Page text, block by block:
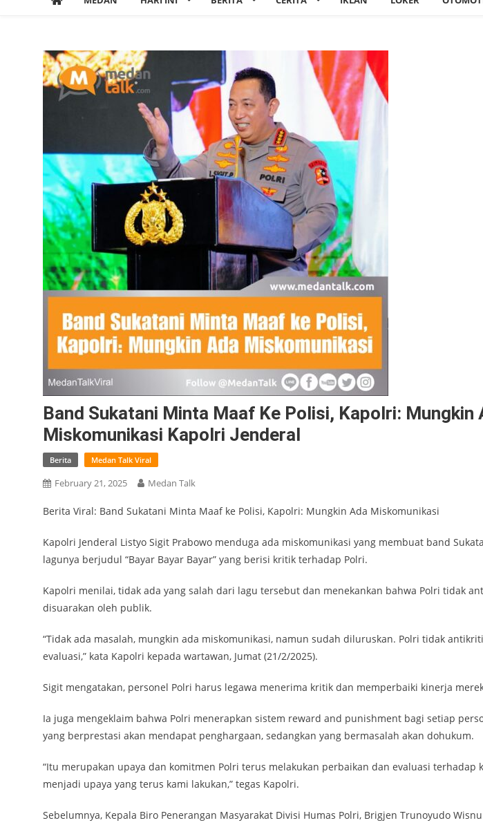
Band Sukatani Minta Maaf Ke Polisi, Kapolri: Mungkin
Miskomunikasi Kapolri Jenderal
Berita Medan Talk Viral
February 21, 2025 Medan Talk
Berita Viral: Band Sukatani Minta Maaf ke Polisi, Kapolri: Mungkin Ada Miskomunikasi
Kapolri Jenderal Listyo Sigit Prabowo menduga ada miskomunikasi yang membuat band
lagunya berjudul “Bayar Bayar Bayar” yang berisi kritik terhadap Polri.
Kapolri menilai, tidak ada yang salah dari lagu tersebut dan menekankan bahwa Polri tidak
disuarakan oleh publik.
“Tidak ada masalah, mungkin ada miskomunikasi, namun sudah diluruskan. Polri tidak
evaluasi,” kata Kapolri kepada wartawan, Jumat (21/2/2025).
Sigit mengatakan, personel Polri harus legawa menerima kritik dan memperbaiki kinerja
Ia juga mengeklaim bahwa Polri menerapkan sistem reward and punishment bagi setiap
yang berprestasi akan mendapat penghargaan, sedangkan yang bermasalah akan dohukum.
“Itu merupakan upaya dan komitmen Polri terus melakukan perbaikan dan evaluasi terhadap
menjadi upaya yang terus kami lakukan,” tegas Kapolri.
Sebelumnya, Kepala Biro Penerangan Masyarakat Divisi Humas Polri, Brigjen Trunoyudo